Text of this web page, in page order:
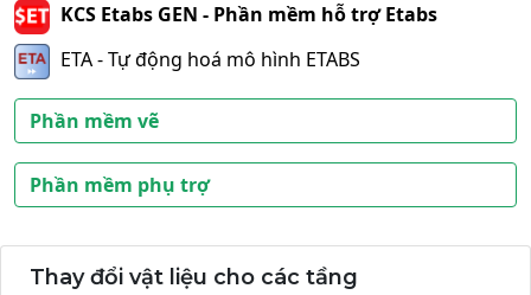
KCS Etabs GEN - Phần mềm hỗ trợ Etabs
ETA - Tự động hoá mô hình ETABS
Phần mềm vẽ
Phần mềm phụ trợ
Thay đổi vật liệu cho các tầng